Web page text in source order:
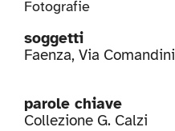
Fotografie
soggetti
Faenza, Via Comandini
parole chiave
Collezione G. Calzi